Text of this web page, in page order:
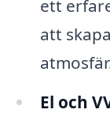
ett
att
El och